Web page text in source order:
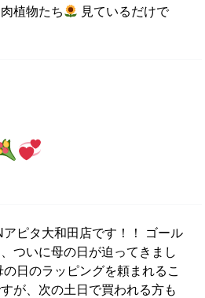
植物たち
見ているだけで
ピタ大和田店です！！ ゴール
ついに母の日が迫ってきまし
日のラッピングを頼まれるこ
が、次の土日で買われる方も